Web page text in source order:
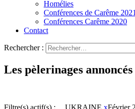
Homélies
Conférences de Carême 2021
Conférences Carême 2020
Contact
Rechercher :
Les pèlerinages annoncés
Filtre(s) actif(s) : UKRAINE xFévrier